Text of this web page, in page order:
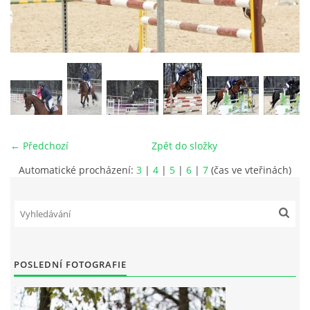
VIDEA
NOVÝ PŘEKÁŽKOVÝ MATERIÁL
CENÍK SLUŽEB
MORAVSKOSLEZSKÉM KRAJI
NEDOSTAVILI NA PODZIMNÍ BRIGÁDU
← Předchozí
Zpět do složky
Automatické procházení: 3 | 4 | 5 | 6 | 7 (čas ve vteřinách)
POSLEDNÍ FOTOGRAFIE